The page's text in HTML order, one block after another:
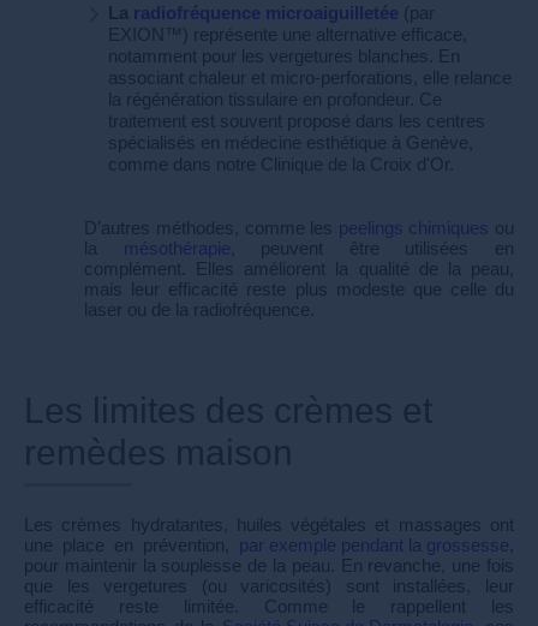
La radiofréquence microaiguilletée (par
EXION™) représente une alternative efficace,
notamment pour les vergetures blanches. En
associant chaleur et micro-perforations, elle relance
la régénération tissulaire en profondeur. Ce
traitement est souvent proposé dans les centres
spécialisés en médecine esthétique à Genève,
comme dans notre Clinique de la Croix d'Or.
D’autres méthodes, comme les peelings chimiques ou
la mésothérapie , peuvent être utilisées en
complément. Elles améliorent la qualité de la peau,
mais leur efficacité reste plus modeste que celle du
laser ou de la radiofréquence.
Les crèmes hydratantes, huiles végétales et massages ont
une place en prévention, par exemple pendant la grossesse
pour maintenir la souplesse de la peau. En revanche, une fois
que les vergetures (ou varicosités) sont installées, leur
efficacité reste limitée. Comme le rappellent les